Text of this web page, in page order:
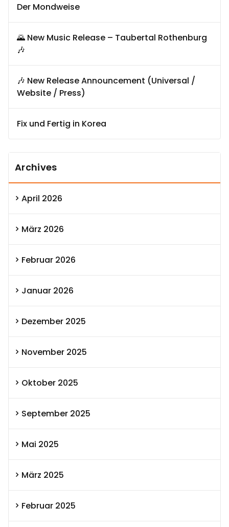
Der Mondweise
🌄 New Music Release – Taubertal Rothenburg
🎶
🎶 New Release Announcement (Universal /
Website / Press)
Fix und Fertig in Korea
Archives
April 2026
März 2026
Februar 2026
Januar 2026
Dezember 2025
November 2025
Oktober 2025
September 2025
Mai 2025
März 2025
Februar 2025